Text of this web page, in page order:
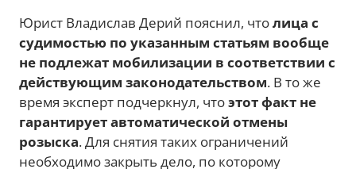
Юрист Владислав Дерий пояснил, чтолица с
судимостью по указанным статьям вообще
не подлежат мобилизации в соответствии с
действующим законодательством. В то же
время эксперт подчеркнул, чтоэтот факт не
гарантирует автоматической отмены
розыска. Для снятия таких ограничений
необходимо закрыть дело, по которому